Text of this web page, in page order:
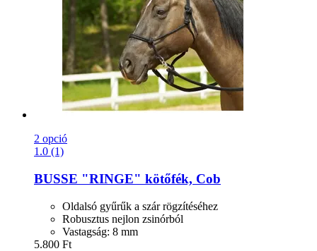
2 opció
1.0 (1)
BUSSE "RINGE" kötőfék, Cob
Oldalsó gyűrűk a szár rögzítéséhez
Robusztus nejlon zsinórból
Vastagság: 8 mm
5.800 Ft